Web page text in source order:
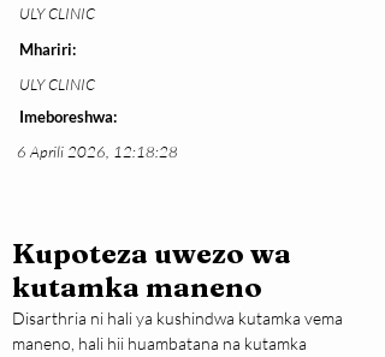
ULY CLINIC
Mhariri:
ULY CLINIC
Imeboreshwa:
6 Aprili 2026, 12:18:28
Kupoteza uwezo wa
kutamka maneno
Disarthria ni hali ya kushindwa kutamka vema
maneno, hali hii huambatana na kutamka